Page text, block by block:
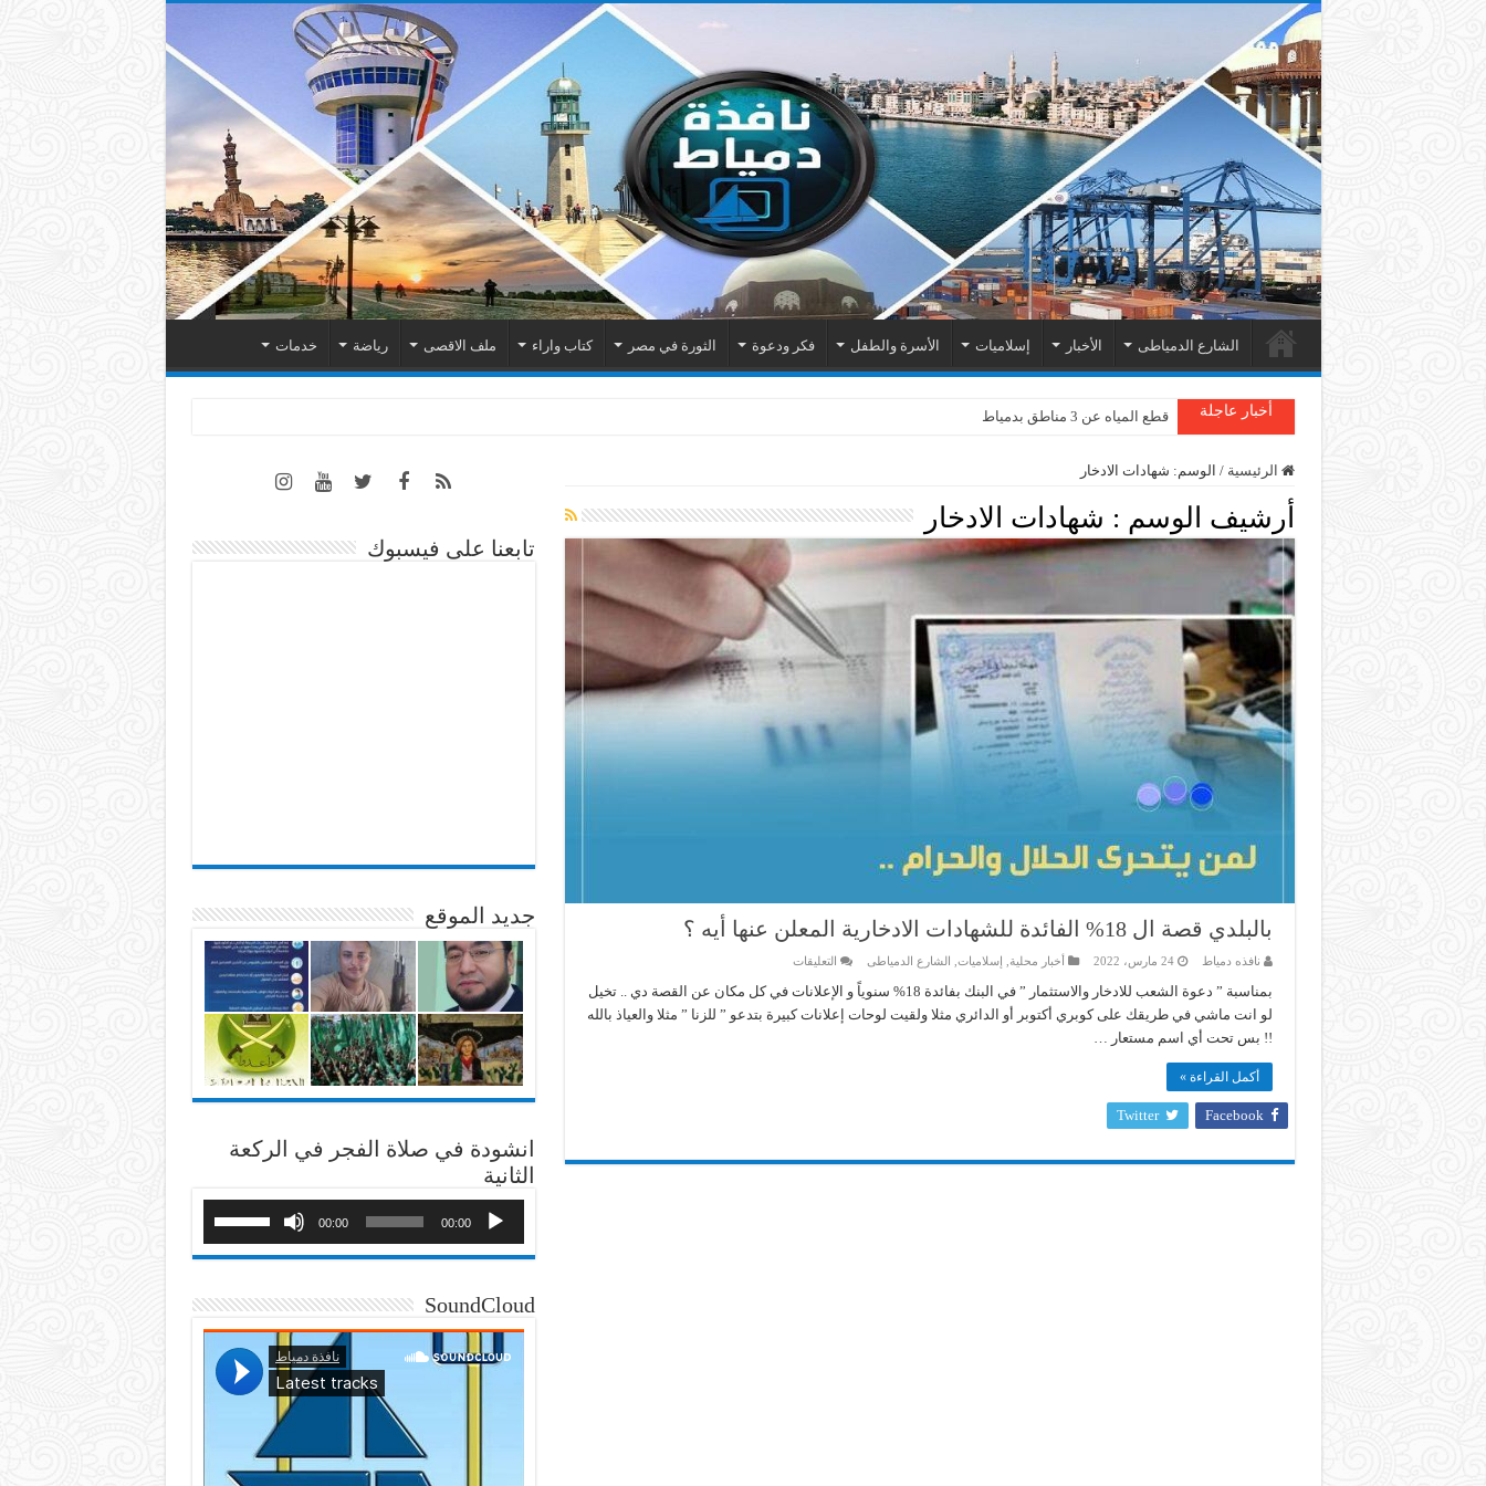
الشارع الدمياطى الأخبار إسلاميات الأسرة والطفل فكر ودعوة الثورة في مصر كتاب واراء ملف الاقصى رياضة خدمات
أخبار عاجلة قطع المياه عن 3 مناطق بدمياط
الرئيسية / الوسم: شهادات الادخار
أرشيف الوسم : شهادات الادخار
بالبلدي قصة ال 18% الفائدة للشهادات الادخارية المعلن عنها أيه ؟
نافذه دمياط 24 مارس، 2022 أخبار محلية إسلاميات الشارع الدمياطى التعليقات
قصة
18%
بمناسبة ” دعوة الشعب للادخار والاستثمار ” في البنك بفائدة 18% سنوياً و الإعلانات في كل مكان عن القصة دي .. تخيل
لو انت ماشي في طريقك على كوبري أكتوبر أو الدائري مثلا ولقيت لوحات إعلانات كبيرة بتدعو ” للزنا ” مثلا والعياذ بالله
!! بس تحت أي اسم مستعار …
أكمل القراءة »
Facebook
Twitter
تابعنا على فيسبوك
جديد الموقع
انشودة في صلاة الفجر في الركعة
الثانية
00:00
00:00
SoundCloud